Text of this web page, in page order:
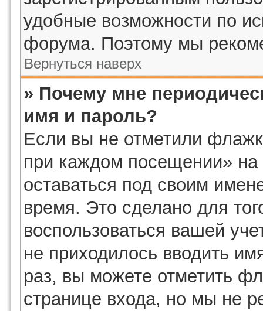
удобные возможности по
форума. Поэтому мы
Вернуться наверх
» Почему мне
имя и пароль?
Если вы не отметили
при каждом посещении» на
оставаться под своим
время. Это сделано для
воспользоваться вашей
не приходилось вводить
раз, вы можете отметить
странице входа, но мы не